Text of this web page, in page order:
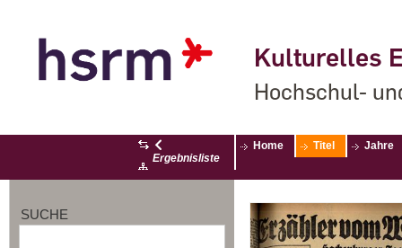
Kulturelles
Hochschul-
Ergebnisliste
Home Titel Jahre
SUCHE